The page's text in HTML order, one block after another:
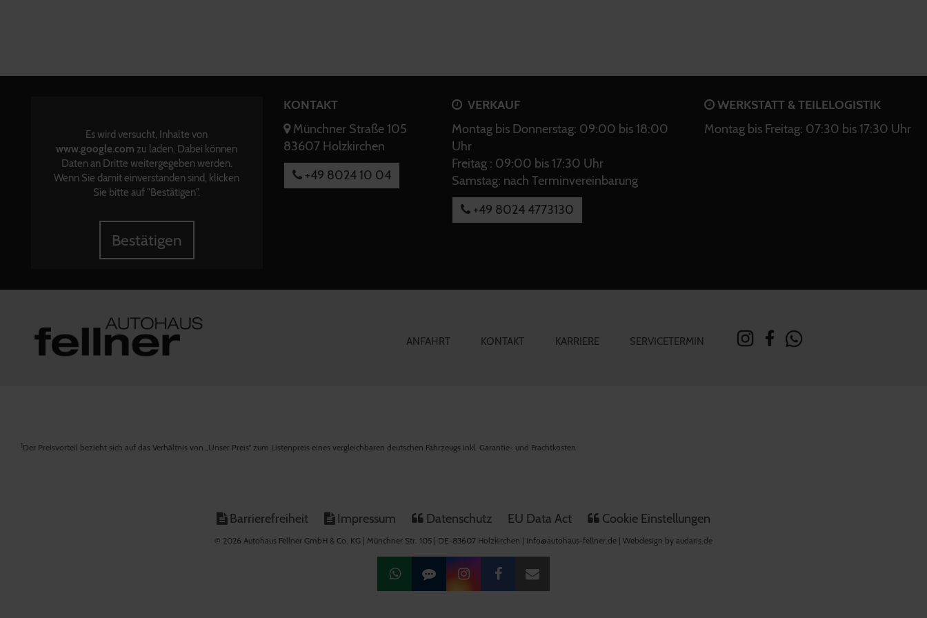
Es wird versucht, Inhalte von
www.google.com zu laden. Dabei können
Daten an Dritte weitergegeben werden.
Wenn Sie damit einverstanden sind, klicken
Sie bitte auf "Bestätigen".
Bestätigen
KONTAKT
Münchner Straße 105
83607 Holzkirchen
+49 8024 10 04
VERKAUF
Montag bis Donnerstag: 09:00 bis 18:00
Uhr
Freitag : 09:00 bis 17:30 Uhr
Samstag: nach Terminvereinbarung
+49 8024 4773130
WERKSTATT & TEILELOGISTIK
Montag bis Freitag: 07:30 bis 17:30 Uhr
ANFAHRT KONTAKT KARRIERE SERVICETERMIN
1Der Preisvorteil bezieht sich auf das Verhältnis von „Unser Preis“ zum Listenpreis eines vergleichbaren deutschen Fahrzeugs inkl. Garantie- und Frachtkosten
Barrierefreiheit Impressum Datenschutz EU Data Act Cookie Einstellungen
© 2026 Autohaus Fellner GmbH & Co. KG | Münchner Str. 105 | DE-83607 Holzkirchen | info@autohaus-fellner.de | Webdesign by audaris.de